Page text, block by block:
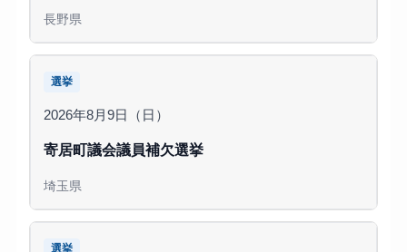
長野県
選挙
2026年8月9日（日）
寄居町議会議員補欠選挙
埼玉県
選挙